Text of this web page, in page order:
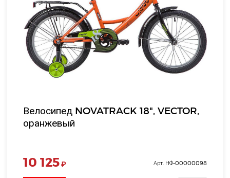
Велосипед NOVATRACK 18", VECTOR,
оранжевый
10 125₽ Арт. НФ-00000098